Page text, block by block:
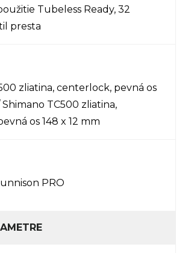
Tubeless Ready, 32
presta
zliatina, centerlock, pevná os
Shimano TC500 zliatina,
os 148 x 12 mm
PRO